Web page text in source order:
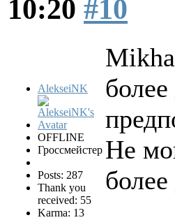
10:20 #10
AlekseiNK
OFFLINE
Гроссмейстер
Posts: 287
Thank you
received: 55
Karma: 13
Не